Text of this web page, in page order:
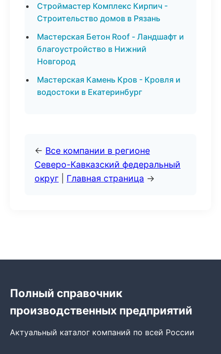
Строймастер Комплекс Кирпич -
Строительство домов в Рязань
Мастерская Бетон Roof - Ландшафт и
благоустройство в Нижний
Новгород
Мастерская Камень Кров - Кровля и
водостоки в Екатеринбург
← Все компании в регионе
Северо-Кавказский федеральный
округ
Главная страница →
Полный справочник
производственных предприятий
Актуальный каталог компаний по всей России